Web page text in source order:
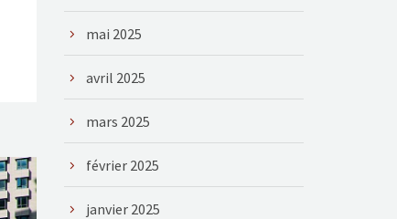
mai 2025
avril 2025
mars 2025
février 2025
janvier 2025